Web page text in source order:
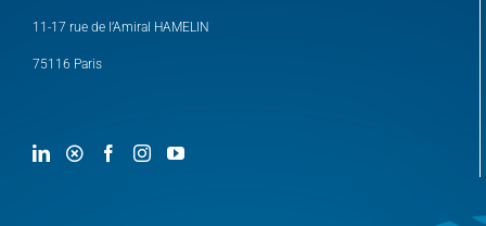
11-17 rue de l’Amiral HAMELIN
75116 Paris